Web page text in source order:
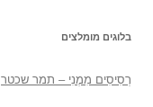
בלוגים מומלצים
רְסִיסִים מִמֶנִי – תמר שכטר